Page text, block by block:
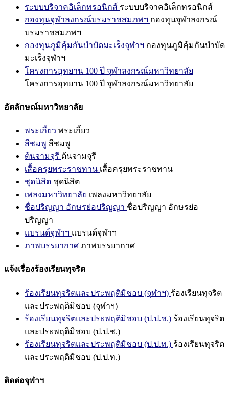
ระบบบริจาคอิเล็กทรอนิกส์ ระบบบริจาคอิเล็กทรอนิกส์
กองทุนจุฬาลงกรณ์บรมราชสมภพฯ กองทุนจุฬาลงกรณ์
บรมราชสมภพฯ
กองทุนภูมิคุ้มกันบำบัดมะเร็งจุฬาฯ กองทุนภูมิคุ้มกันบำบัด
มะเร็งจุฬาฯ
โครงการอุทยาน 100 ปี จุฬาลงกรณ์มหาวิทยาลัย
โครงการอุทยาน 100 ปี จุฬาลงกรณ์มหาวิทยาลัย
อัตลักษณ์มหาวิทยาลัย
พระเกี้ยว พระเกี้ยว
สีชมพู สีชมพู
ต้นจามจุรี ต้นจามจุรี
เสื้อครุยพระราชทาน เสื้อครุยพระราชทาน
ชุดนิสิต ชุดนิสิต
เพลงมหาวิทยาลัย เพลงมหาวิทยาลัย
ชื่อปริญญา อักษรย่อปริญญา ชื่อปริญญา อักษรย่อ
ปริญญา
แบรนด์จุฬาฯ แบรนด์จุฬาฯ
ภาพบรรยากาศ ภาพบรรยากาศ
แจ้งเรื่องร้องเรียนทุจริต
ร้องเรียนทุจริตและประพฤติมิชอบ (จุฬาฯ) ร้องเรียนทุจริต
และประพฤติมิชอบ (จุฬาฯ)
ร้องเรียนทุจริตและประพฤติมิชอบ (ป.ป.ช.) ร้องเรียนทุจริต
และประพฤติมิชอบ (ป.ป.ช.)
ร้องเรียนทุจริตและประพฤติมิชอบ (ป.ป.ท.) ร้องเรียนทุจริต
และประพฤติมิชอบ (ป.ป.ท.)
ติดต่อจุฬาฯ